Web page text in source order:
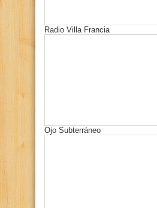
Radio Villa Francia
Ojo Subterráneo